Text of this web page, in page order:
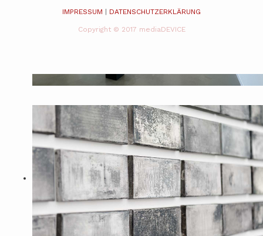
IMPRESSUM DATENSCHUTZERKLÄRUNG
Copyright © 2017 mediaDEVICE